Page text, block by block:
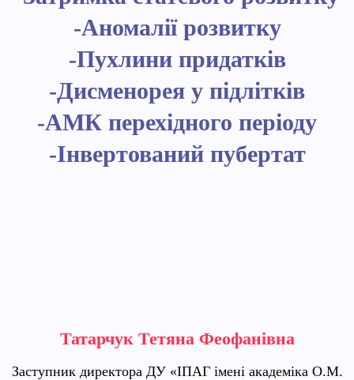
-Аномалії розвитку
-Пухлини придатків
-Дисменорея у підлітків
-АМК перехідного періоду
-Інвертований пубертат
Татарчук Тетяна Феофанівна
Заступник директора ДУ «ІПАГ імені академіка О.М.